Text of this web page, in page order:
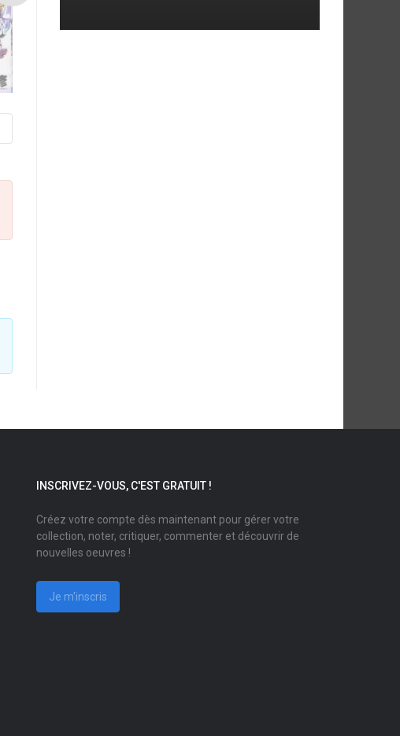
INSCRIVEZ-VOUS, C'EST GRATUIT !
Créez votre compte dès maintenant pour gérer votre
collection, noter, critiquer, commenter et découvrir de
nouvelles oeuvres !
Je m'inscris